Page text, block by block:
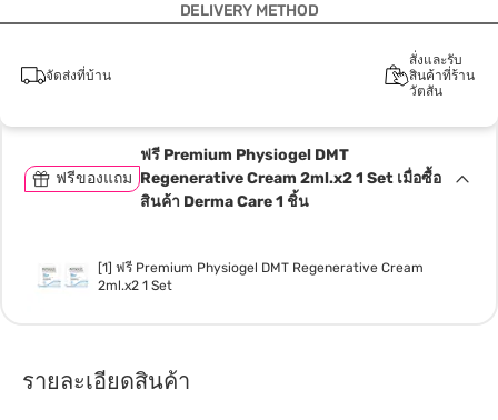
DELIVERY METHOD
จัดส่งที่บ้าน
สั่งและรับ
สินค้าที่ร้าน
วัตสัน
ฟรีของแถม
ฟรี Premium Physiogel DMT
Regenerative Cream 2ml.x2 1 Set เมื่อซื้อ
สินค้า Derma Care 1 ชิ้น
[1] ฟรี Premium Physiogel DMT Regenerative Cream
2ml.x2 1 Set
รายละเอียดสินค้า